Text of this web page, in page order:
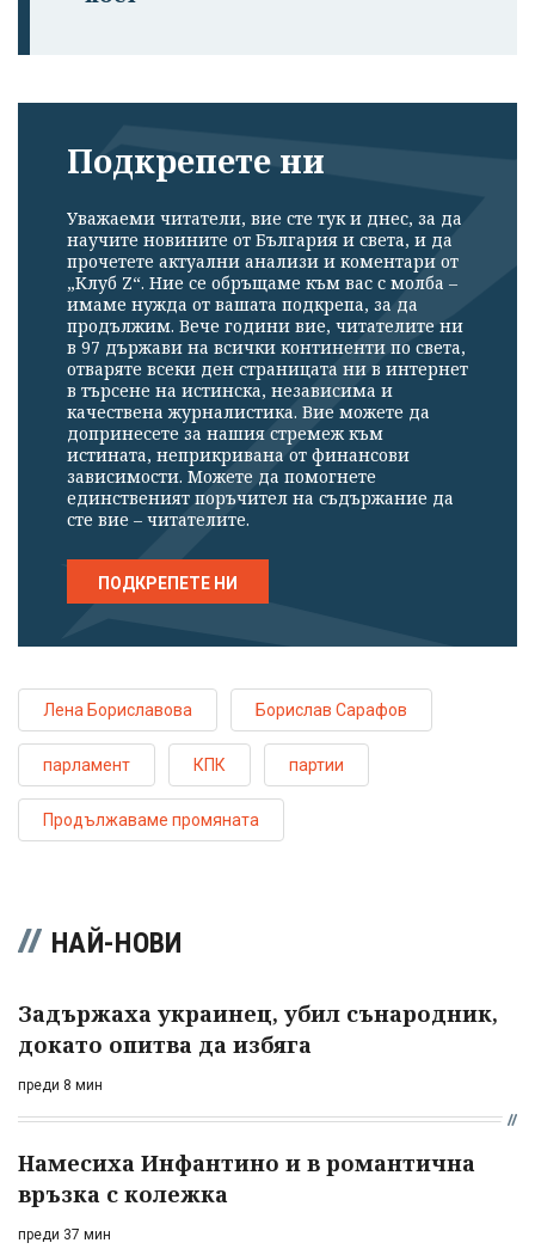
Подкрепете ни
Уважаеми читатели, вие сте тук и днес, за да
научите новините от България и света, и да
прочетете актуални анализи и коментари от
„Клуб Z“. Ние се обръщаме към вас с молба –
имаме нужда от вашата подкрепа, за да
продължим. Вече години вие, читателите ни
в 97 държави на всички континенти по света,
отваряте всеки ден страницата ни в интернет
в търсене на истинска, независима и
качествена журналистика. Вие можете да
допринесете за нашия стремеж към
истината, неприкривана от финансови
зависимости. Можете да помогнете
единственият поръчител на съдържание да
сте вие – читателите.
ПОДКРЕПЕТЕ НИ
Лена Бориславова Борислав Сарафов
парламент КПК партии
Продължаваме промяната
НАЙ-НОВИ
Задържаха украинец, убил сънародник,
докато опитва да избяга
преди 8 мин
Намесиха Инфантино и в романтична
връзка с колежка
преди 37 мин